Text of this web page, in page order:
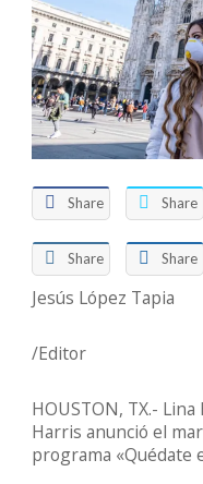
Share Share
Share Share
Jesús López Tapia
/Editor
HOUSTON, TX.-
Harris anunció el
programa «Quédate